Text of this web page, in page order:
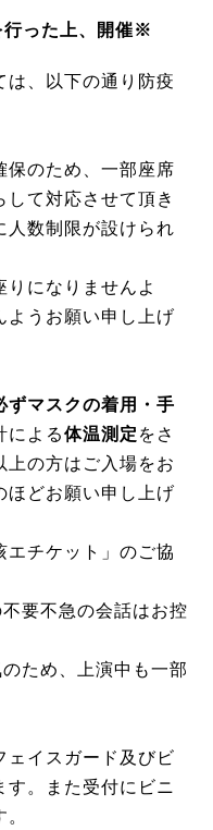
った上、開催※
、以下の通り防疫
のため、一部座席
して対応させて頂き
人数制限が設けられ
りになりませんよ
ようお願い申し上げ
ずマスクの着用・手
による体温測定 をさ
の方はご入場をお
ほどお願い申し上げ
チケット」のご協
要不急の会話はお控
ため、上演中も一部
イスガード及びビ
す。また受付にビニ